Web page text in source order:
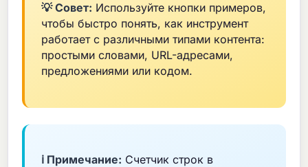
💡 Совет: Используйте кнопки примеров,
чтобы быстро понять, как инструмент
работает с различными типами контента:
простыми словами, URL-адресами,
предложениями или кодом.
ℹ️ Примечание: Счетчик строк в